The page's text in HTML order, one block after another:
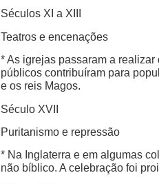
Séculos XI a XIII
Teatros e encenações
* As igrejas passaram a
públicos contribuíram para
e os reis Magos.
Século XVII
Puritanismo e repressão
* Na Inglaterra e em algumas
não bíblico. A celebração foi